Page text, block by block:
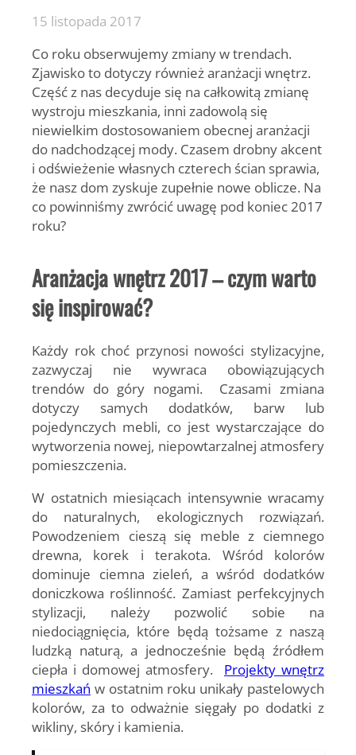
15 listopada 2017
Co roku obserwujemy zmiany w trendach.
Zjawisko to dotyczy również aranżacji wnętrz.
Część z nas decyduje się na całkowitą zmianę
wystroju mieszkania, inni zadowolą się
niewielkim dostosowaniem obecnej aranżacji
do nadchodzącej mody. Czasem drobny akcent
i odświeżenie własnych czterech ścian sprawia,
że nasz dom zyskuje zupełnie nowe oblicze. Na
co powinniśmy zwrócić uwagę pod koniec 2017
roku?
Aranżacja wnętrz 2017 – czym warto
się inspirować?
Każdy rok choć przynosi nowości stylizacyjne,
zazwyczaj nie wywraca obowiązujących
trendów do góry nogami. Czasami zmiana
dotyczy samych dodatków, barw lub
pojedynczych mebli, co jest wystarczające do
wytworzenia nowej, niepowtarzalnej atmosfery
pomieszczenia.
W ostatnich miesiącach intensywnie wracamy
do naturalnych, ekologicznych rozwiązań.
Powodzeniem cieszą się meble z ciemnego
drewna, korek i terakota. Wśród kolorów
dominuje ciemna zieleń, a wśród dodatków
doniczkowa roślinność. Zamiast perfekcyjnych
stylizacji, należy pozwolić sobie na
niedociągnięcia, które będą tożsame z naszą
ludzką naturą, a jednocześnie będą źródłem
ciepła i domowej atmosfery. Projekty wnętrz
mieszkań w ostatnim roku unikały pastelowych
kolorów, za to odważnie sięgały po dodatki z
wikliny, skóry i kamienia.